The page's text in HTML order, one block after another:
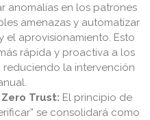
anomalías en los patrones
amenazas y automatizar
el aprovisionamiento. Esto
rápida y proactiva a los
la intervención
Trust: El principio de
se consolidará como